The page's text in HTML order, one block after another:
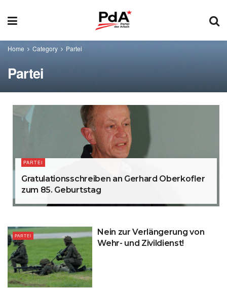
Home Category Partei
Partei
PARTEI
Gratulationsschreiben an Gerhard Oberkofler
zum 85. Geburtstag
PARTEI
Nein zur Verlängerung von
Wehr- und Zivildienst!